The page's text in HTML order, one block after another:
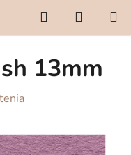
Hľadať
KOŠÍK
13mm